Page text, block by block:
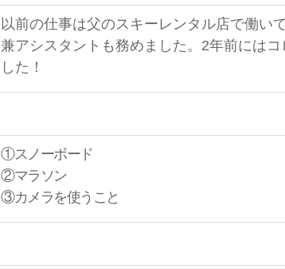
以前の仕事は父のスキーレンタル店で働い
兼アシスタントも務めました。2年前には
した！
①スノーボード
②マラソン
③カメラを使うこと